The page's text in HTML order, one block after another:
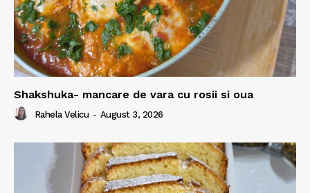
Shakshuka- mancare de vara cu rosii si oua
Rahela Velicu - August 3, 2026